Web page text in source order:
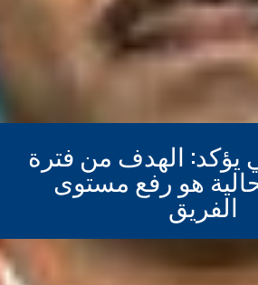
يؤكد: الهدف من فترة
هو رفع مستوى
الفريق